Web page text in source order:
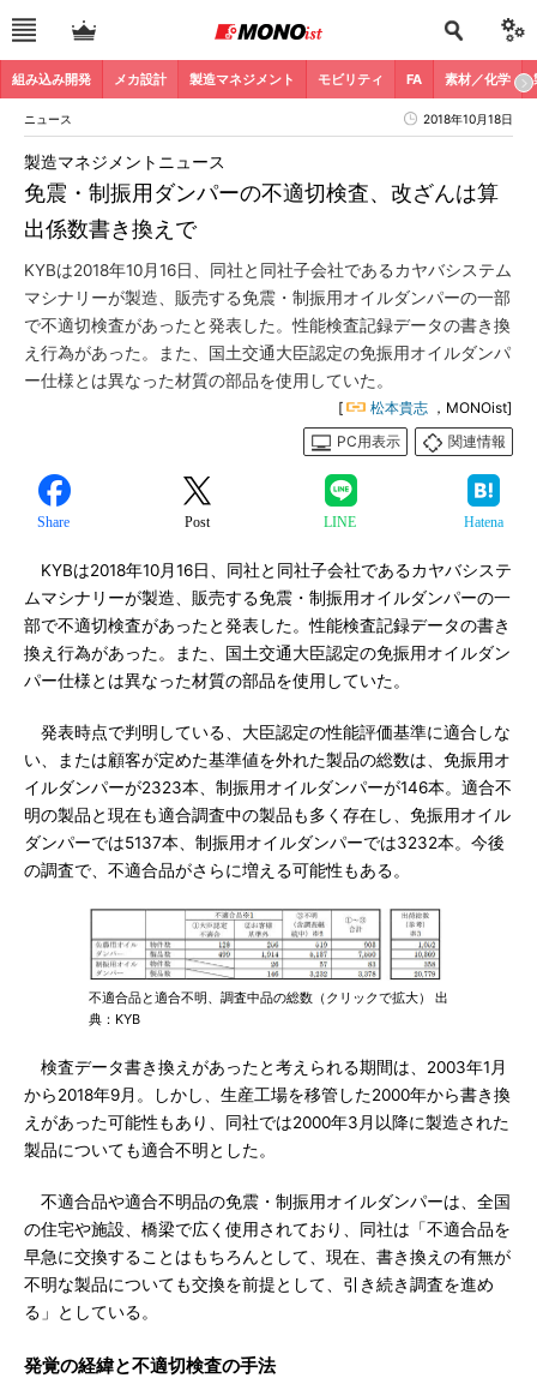
組み込み開発 メカ設計 製造マネジメント モビリティ FA 素材／化学
ニュース 2018年10月18日
免震・制振用ダンパーの不適切検査、改ざんは算
出係数書き換えで
製造マネジメントニュース
KYBは2018年10月16日、同社と同社子会社であるカヤバシステム
マシナリーが製造、販売する免震・制振用オイルダンパーの一部
で不適切検査があったと発表した。性能検査記録データの書き換
え行為があった。また、国土交通大臣認定の免振用オイルダンパ
ー仕様とは異なった材質の部品を使用していた。
[ 松本貴志 ，MONOist]
PC用表示
関連情報
Share Post LINE Hatena
KYBは2018年10月16日、同社と同社子会社であるカヤバシステ
ムマシナリーが製造、販売する免震・制振用オイルダンパーの一
部で不適切検査があったと発表した。性能検査記録データの書き
換え行為があった。また、国土交通大臣認定の免振用オイルダン
パー仕様とは異なった材質の部品を使用していた。
発表時点で判明している、大臣認定の性能評価基準に適合しな
い、または顧客が定めた基準値を外れた製品の総数は、免振用オ
イルダンパーが2323本、制振用オイルダンパーが146本。適合不
明の製品と現在も適合調査中の製品も多く存在し、免振用オイル
ダンパーでは5137本、制振用オイルダンパーでは3232本。今後
の調査で、不適合品がさらに増える可能性もある。
不適合品と適合不明、調査中品の総数（クリックで拡大） 出
典：KYB
検査データ書き換えがあったと考えられる期間は、2003年1月
から2018年9月。しかし、生産工場を移管した2000年から書き換
えがあった可能性もあり、同社では2000年3月以降に製造された
製品についても適合不明とした。
不適合品や適合不明品の免震・制振用オイルダンパーは、全国
の住宅や施設、橋梁で広く使用されており、同社は「不適合品を
早急に交換することはもちろんとして、現在、書き換えの有無が
不明な製品についても交換を前提として、引き続き調査を進め
る」としている。
発覚の経緯と不適切検査の手法